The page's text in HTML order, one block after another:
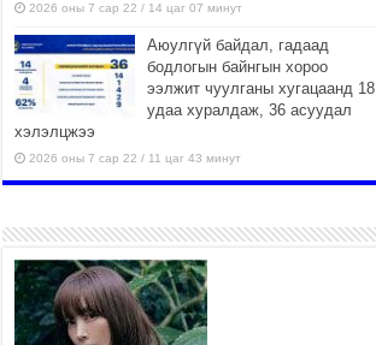
2026 оны 7 сар 22 / 14 цаг 07 минут
Аюулгүй байдал, гадаад
бодлогын байнгын хороо
ээлжит чуулганы хугацаанд 18
удаа хуралдаж, 36 асуудал
хэлэлцжээ
2026 оны 7 сар 22 / 11 цаг 43 минут
боломжтой-Хүүхэд хөгжүүлэх
төв” байгуулах төсөлд төр,
хувийн хэвшлийн түншлэлийн хүрээнд хамтран
ажиллахыг урьж байна
2026 оны 7 сар 22 / 9 цаг 28 минут